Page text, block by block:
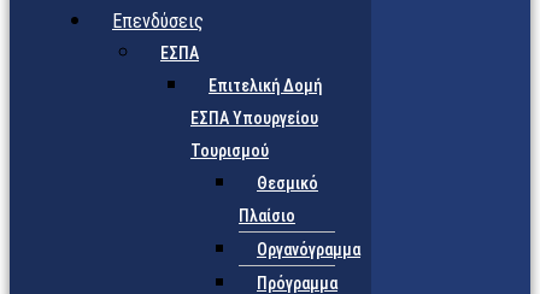
Επενδύσεις
ΕΣΠΑ
Επιτελική Δομή
ΕΣΠΑ Υπουργείου
Τουρισμού
Θεσμικό
Πλαίσιο
Οργανόγραμμα
Πρόγραμμα